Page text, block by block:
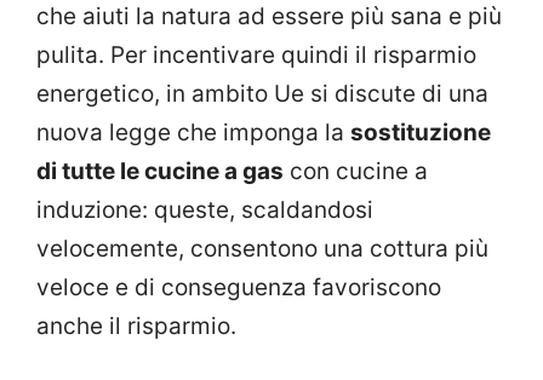
che aiuti la natura ad essere più sana e più
pulita. Per incentivare quindi il risparmio
energetico, in ambito Ue si discute di una
nuova legge che imponga la sostituzione
di tutte le cucine a gas con cucine a
induzione: queste, scaldandosi
velocemente, consentono una cottura più
veloce e di conseguenza favoriscono
anche il risparmio.